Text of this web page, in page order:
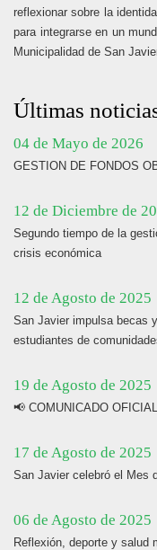
reflexionar sobre la
para integrarse en un
Municipalidad de San
Últimas
04 de Mayo de 2026
GESTION DE FONDOS
12 de Diciembre de
Segundo tiempo de la
crisis económica
12 de Agosto de 2025
San Javier impulsa becas
estudiantes de
19 de Agosto de 2025
📢 COMUNICADO
17 de Agosto de 2025
San Javier celebró el Mes
06 de Agosto de 2025
Reflexión, deporte y salud